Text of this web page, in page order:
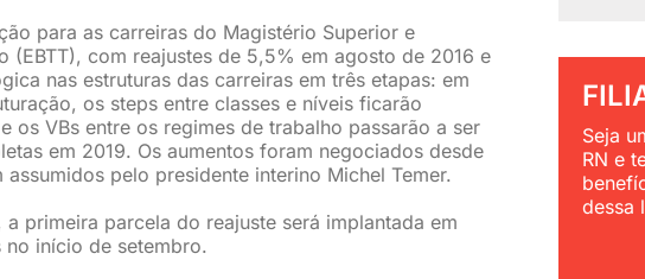
para as carreiras do Magistério Superior e
com reajustes de 5,5% em agosto de 2016 e
nas estruturas das carreiras em três etapas: em
os steps entre classes e níveis ficarão
os VBs entre os regimes de trabalho passarão a ser
em 2019. Os aumentos foram negociados desde
pelo presidente interino Michel Temer.
primeira parcela do reajuste será implantada em
início de setembro.
Seja
RN e
dessa